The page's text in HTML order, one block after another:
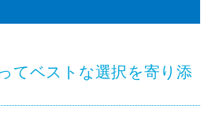
てベストな選択を寄り添